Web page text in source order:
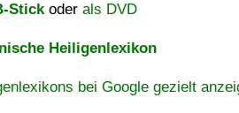
Stickoder als DVD
Heiligenlexikon
bei Google gezielt